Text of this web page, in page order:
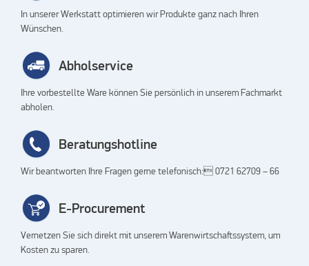
In unserer Werkstatt optimieren wir Produkte ganz nach Ihren
Wünschen.
Abholservice
Ihre vorbestellte Ware können Sie persönlich in unserem Fachmarkt
abholen.
Beratungshotline
Wir beantworten Ihre Fragen gerne telefonisch: 0721 62709 – 66
E-Procurement
Vernetzen Sie sich direkt mit unserem Warenwirtschaftssystem, um
Kosten zu sparen.